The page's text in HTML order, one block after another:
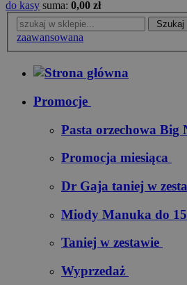
do kasy suma: 0,00 zł
Szukaj
zaawansowana
Promocje
Pasta orzechowa Big
Promocja miesiąca
Dr Gaja taniej w
Miody Manuka do
Taniej w zestawie
Wyprzedaż